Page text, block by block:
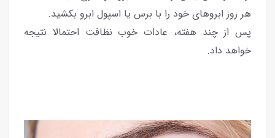
هر روز ابروهای خود را با برس یا اسپول ابرو بکشید.
پس از چند هفته، عادات خوب نظافت احتمالا نتیجه
خواهد داد.